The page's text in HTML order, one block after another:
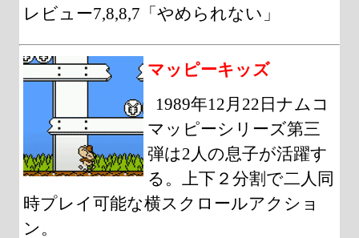
レビュー7,8,8,7「やめられない」
マッピーキッズ
1989年12月22日ナムコ
マッピーシリーズ第三
弾は2人の息子が活躍す
る。上下２分割で二人同
時プレイ可能な横スクロールアクショ
ン。